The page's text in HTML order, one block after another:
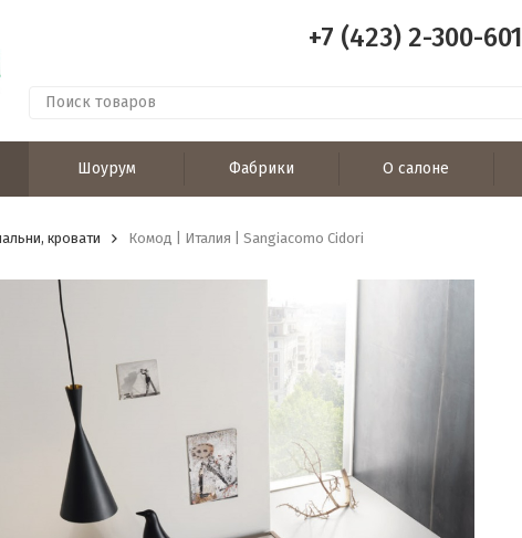
+7 (423) 2-300-601
Шоурум Фабрики О салоне
кровати Комод | Италия | Sangiacomo Cidori